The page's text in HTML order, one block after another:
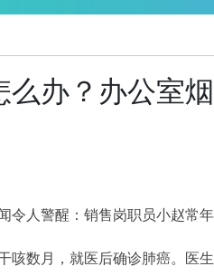
么办？办公室
令人警醒：销售岗职员小赵常
咳数月，就医后确诊肺癌。医